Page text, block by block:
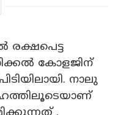
കോളജിന്
നാലു